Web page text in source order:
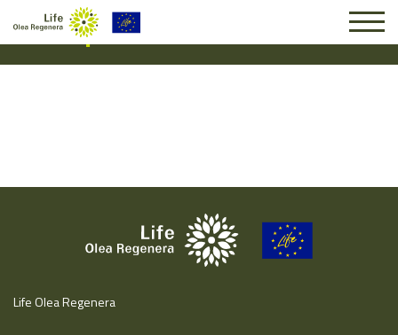
Suscripción #14722
Life Olea Regenera